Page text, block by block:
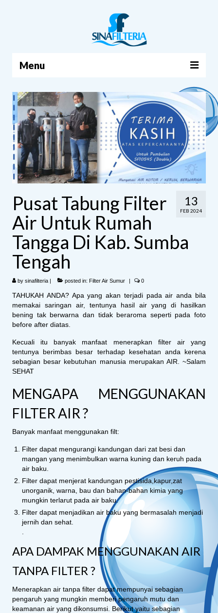
Menu
BERANDA
PRODUK
TENTANG KAMI
ARTIKEL
HUBUNGI KAMI
13
FEB 2024
Pusat Tabung Filter
Air Untuk Rumah
Tangga Di Kab. Sumba
Tengah
by sinafilteria | posted in: Filter Air Sumur | 0
TAHUKAH ANDA? Apa yang akan terjadi pada air anda bila
memakai saringan air, tentunya hasil air yang di hasilkan
bening tak berwarna dan tidak beraroma seperti pada foto
before after diatas.
Kecuali itu banyak manfaat menerapkan filter air yang
tentunya berimbas besar terhadap kesehatan anda kerena
sebagian besar kebutuhan manusia merupakan AIR. ~Salam
SEHAT
MENGAPA MENGGUNAKAN
FILTER AIR ?
Banyak manfaat menggunakan filt:
Filter dapat mengurangi kandungan dari zat besi dan
mangan yang menimbulkan warna kuning dan keruh pada
air baku.
Filter dapat menjerat kandungan pestisida,kapur,zat
unorganik, warna, bau dan bahan-bahan kimia yang
mungkin terlarut pada air baku.
Filter dapat menjadikan air baku yang bermasalah menjadi
jernih dan sehat.
APA DAMPAK MENGGUNAKAN AIR
TANPA FILTER ?
Menerapkan air tanpa filter dapat mempunyai sebagian
pengaruh yang mungkin memberi pengaruh mutu dan
keamanan air yang dikonsumsi. Berikut yaitu sebagian